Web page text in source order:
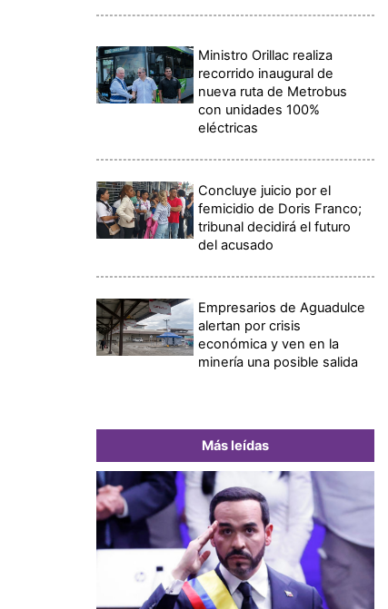
Ministro Orillac realiza
recorrido inaugural de
nueva ruta de Metrobus
con unidades 100%
eléctricas
Concluye juicio por el
femicidio de Doris Franco;
tribunal decidirá el futuro
del acusado
Empresarios de Aguadulce
alertan por crisis
económica y ven en la
minería una posible salida
Más leídas